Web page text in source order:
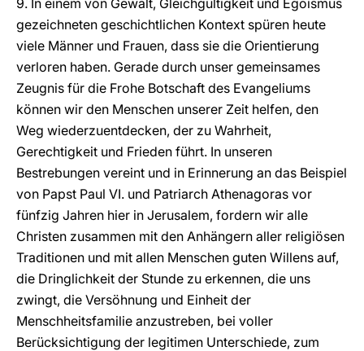
9. In einem von Gewalt, Gleichgültigkeit und Egoismus
gezeichneten geschichtlichen Kontext spüren heute
viele Männer und Frauen, dass sie die Orientierung
verloren haben. Gerade durch unser gemeinsames
Zeugnis für die Frohe Botschaft des Evangeliums
können wir den Menschen unserer Zeit helfen, den
Weg wiederzuentdecken, der zu Wahrheit,
Gerechtigkeit und Frieden führt. In unseren
Bestrebungen vereint und in Erinnerung an das Beispiel
von Papst Paul VI. und Patriarch Athenagoras vor
fünfzig Jahren hier in Jerusalem, fordern wir alle
Christen zusammen mit den Anhängern aller religiösen
Traditionen und mit allen Menschen guten Willens auf,
die Dringlichkeit der Stunde zu erkennen, die uns
zwingt, die Versöhnung und Einheit der
Menschheitsfamilie anzustreben, bei voller
Berücksichtigung der legitimen Unterschiede, zum